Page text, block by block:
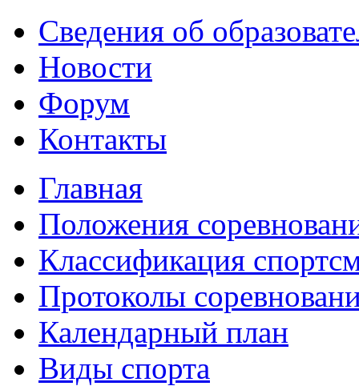
Сведения об
Новости
Форум
Контакты
Главная
Положения
Классификация
Протоколы
Календарный план
Виды спорта